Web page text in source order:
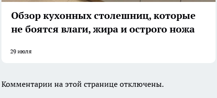
Обзор кухонных столешниц, которые
не боятся влаги, жира и острого ножа
29 июля
Комментарии на этой странице отключены.